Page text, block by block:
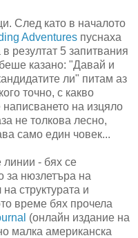
След като в началото
Adventures пуснаха
резултат 5 запитвания
казано: "Давай и
ли" питам аз
точно, с какво
на изцяло
не толкова лесно,
само един човек...
- бях се
за нюзлетъра на
структурата и
време бях прочела
(онлайн издание на
малка американска